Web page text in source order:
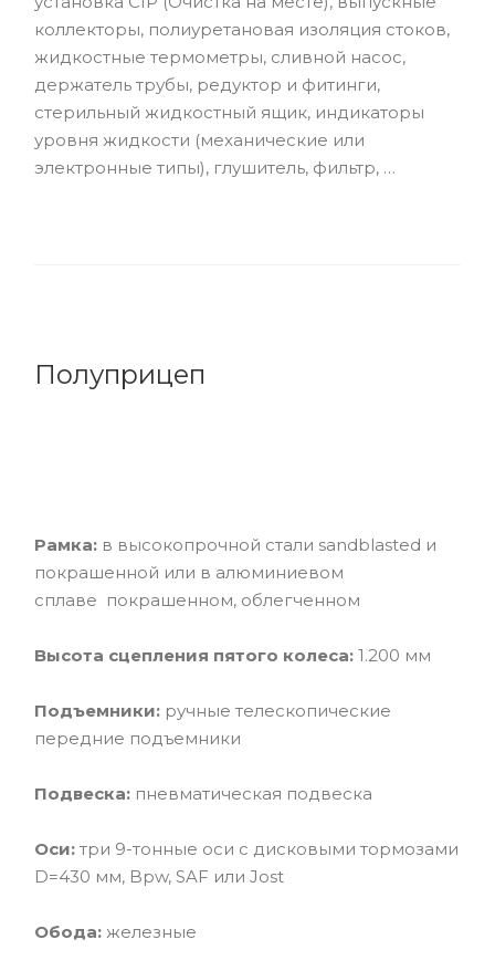
коллекторы, полиуретановая изоляция стоков,
жидкостные термометры, сливной насос,
держатель трубы, редуктор и фитинги,
стерильный жидкостный ящик, индикаторы
уровня жидкости (механические или
электронные типы), глушитель, фильтр, …
Полуприцеп
Рамка: в высокопрочной стали sandblasted и
покрашенной или в алюминиевом
сплаве покрашенном, облегченном
Высота сцепления пятого колеса: 1.200 мм
Подъемники: ручные телескопические
передние подъемники
Подвеска: пневматическая подвеска
Оси: три 9-тонные оси с дисковыми тормозами
D=430 мм, Bpw, SAF или Jost
Обода: железные